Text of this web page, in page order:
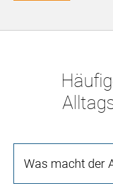
Was macht der